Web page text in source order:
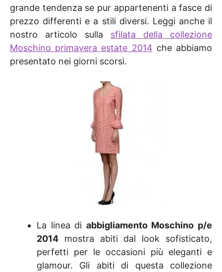
grande tendenza se pur appartenenti a fasce di
prezzo differenti e a stili diversi. Leggi anche il
nostro articolo sulla sfilata della collezione
Moschino primavera estate 2014 che abbiamo
presentato nei giorni scorsi.
La linea di abbigliamento Moschino p/e
2014 mostra abiti dal look sofisticato,
perfetti per le occasioni più eleganti e
glamour. Gli abiti di questa collezione